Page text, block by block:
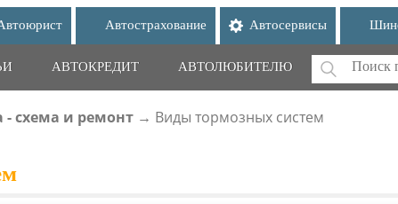
Автострахование Автосервисы
АВТОКРЕДИТ АВТОЛЮБИТЕЛЮ Поиск
- схема и ремонт → Виды тормозных систем